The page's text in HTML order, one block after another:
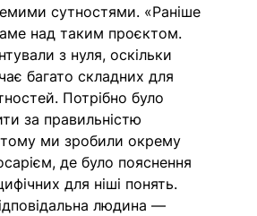
сутностями. «Раніше
над таким проєктом.
з нуля, оскільки
багато складних для
Потрібно було
за правильністю
тому ми зробили окрему
де було пояснення
для ніші понять.
людина —